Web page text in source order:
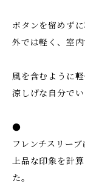
ボタンを留めず
外では軽く、室
風を含むように
涼しげな自分でい
●
フレンチスリーブ
上品な印象を計
た。